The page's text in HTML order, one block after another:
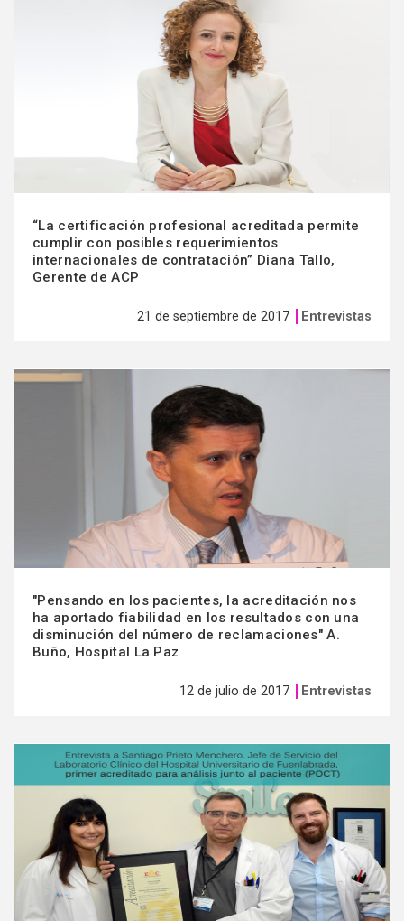
“La certificación profesional acreditada permite
cumplir con posibles requerimientos
internacionales de contratación” Diana Tallo,
Gerente de ACP
21 de septiembre de 2017 Entrevistas
"Pensando en los pacientes, la acreditación nos
ha aportado fiabilidad en los resultados con una
disminución del número de reclamaciones" A.
Buño, Hospital La Paz
12 de julio de 2017 Entrevistas
Ver
más